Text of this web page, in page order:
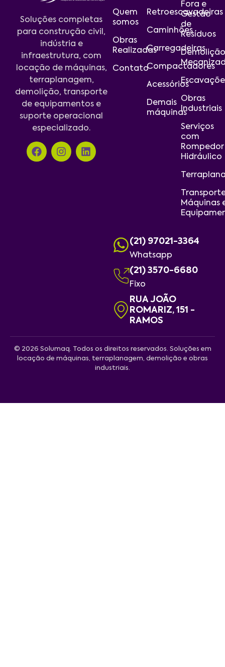
Soluções completas
para construção civil,
indústria e
infraestrutura, com
locação de máquinas,
terraplanagem,
demolição, transporte
de equipamentos e
suporte operacional
especializado.
Quem
somos
Obras
Realizadas
Contato
Retroescavadeiras
Caminhões
Carregadeiras
Compactadores
Acessórios
Demais
máquinas
Fora e
Gestão
de
Resíduos
Demolição
Obras
Industriais
Serviços
com
Rompedor
Hidráulico
Máquinas
(21) 97021-3364
Whatsapp
(21) 3570-6680
Fixo
RUA JOÃO
ROMARIZ, 151 -
RAMOS
© 2026 Solumaq. Todos os direitos reservados. Soluções em
locação de máquinas, terraplanagem, demolição e obras
industriais.